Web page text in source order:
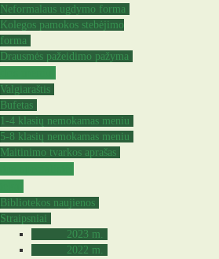
Neformalaus ugdymo forma
Kolegos pamokos stebėjimo
forma
Drausmės pažeidimo pažyma
Valgiaraštis
Bufetas
1-4 klasių nemokamas meniu
5-8 klasių nemokamas meniu
Maitinimo tvarkos aprašas
Bibliotekos naujienos
Straipsniai
2023 m.
2022 m.